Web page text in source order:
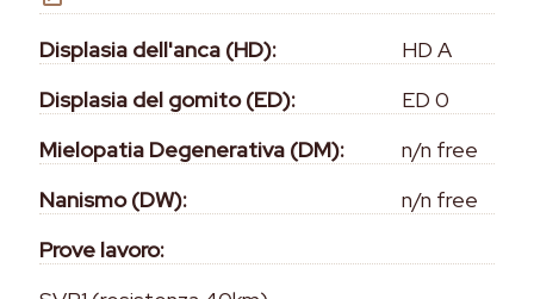
Displasia dell'anca (HD):
HD A
Displasia del gomito (ED):
ED 0
Mielopatia Degenerativa (DM):
n/n free
Nanismo (DW):
n/n free
Prove lavoro: